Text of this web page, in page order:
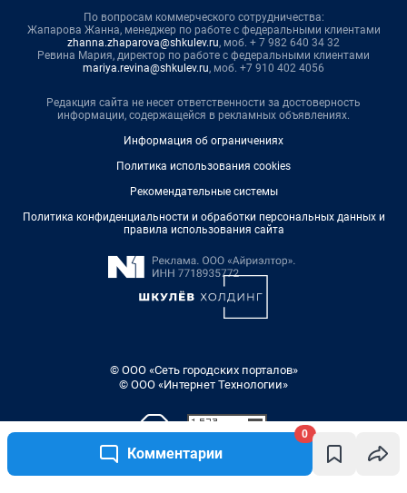
Комментарии
0
По вопросам коммерческого сотрудничества:
Жапарова Жанна, менеджер по работе с федеральными клиентами
zhanna.zhaparova@shkulev.ru, моб. + 7 982 640 34 32
Ревина Мария, директор по работе с федеральными клиентами
mariya.revina@shkulev.ru, моб. +7 910 402 4056
Редакция сайта не несет ответственности за достоверность
информации, содержащейся в рекламных объявлениях.
Информация об ограничениях
Политика использования cookies
Рекомендательные системы
Политика конфиденциальности и обработки персональных данных и
правила использования сайта
© ООО «Сеть городских порталов»
© ООО «Интернет Технологии»